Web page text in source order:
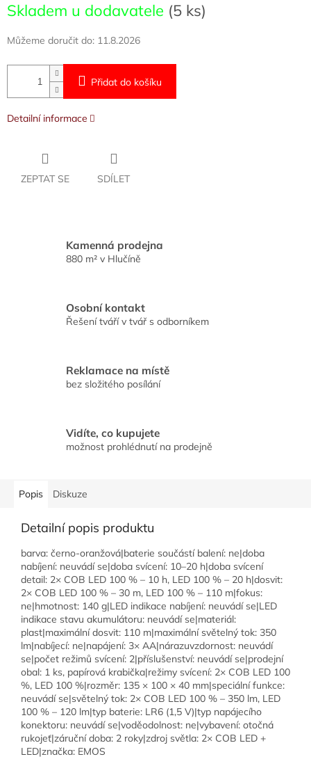
cena:
Skladem u dodavatele (5 ks)
Můžeme doručit do: 11.8.2026
Přidat do košíku
Detailní informace
ZEPTAT SE SDÍLET
Kamenná prodejna
880 m² v Hlučíně
Osobní kontakt
Řešení tváří v tvář s odborníkem
Reklamace na místě
bez složitého posílání
Vidíte, co kupujete
možnost prohlédnutí na prodejně
Popis Diskuze
Detailní popis produktu
barva: černo-oranžová|baterie součástí balení: ne|doba
nabíjení: neuvádí se|doba svícení: 10–20 h|doba svícení
detail: 2× COB LED 100 % – 10 h, LED 100 % – 20 h|dosvit:
2× COB LED 100 % – 30 m, LED 100 % – 110 m|fokus:
ne|hmotnost: 140 g|LED indikace nabíjení: neuvádí se|LED
indikace stavu akumulátoru: neuvádí se|materiál:
plast|maximální dosvit: 110 m|maximální světelný tok: 350
lm|nabíjecí: ne|napájení: 3× AA|nárazuvzdornost: neuvádí
se|počet režimů svícení: 2|příslušenství: neuvádí se|prodejní
obal: 1 ks, papírová krabička|režimy svícení: 2× COB LED 100
%, LED 100 %|rozměr: 135 × 100 × 40 mm|speciální funkce:
neuvádí se|světelný tok: 2× COB LED 100 % – 350 lm, LED
100 % – 120 lm|typ baterie: LR6 (1,5 V)|typ napájecího
konektoru: neuvádí se|voděodolnost: ne|vybavení: otočná
rukojeť|záruční doba: 2 roky|zdroj světla: 2× COB LED +
LED|značka: EMOS